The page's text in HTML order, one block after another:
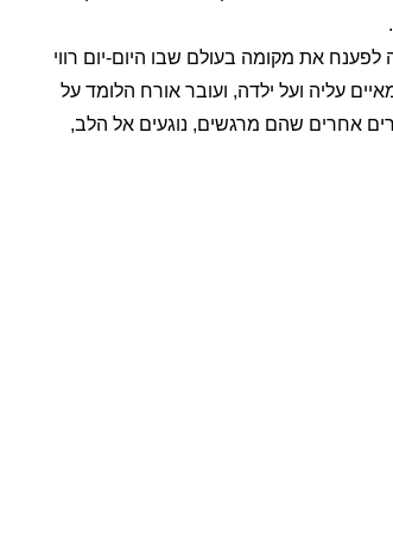
את מקומה בעולם שבו היום-יום רווי
עליה ועל ילדה, ועובר אורח הלומד על
אחרים שהם מרגשים, נוגעים אל הלב,